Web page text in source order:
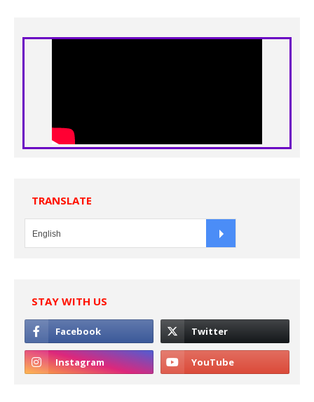
TRANSLATE
STAY WITH US